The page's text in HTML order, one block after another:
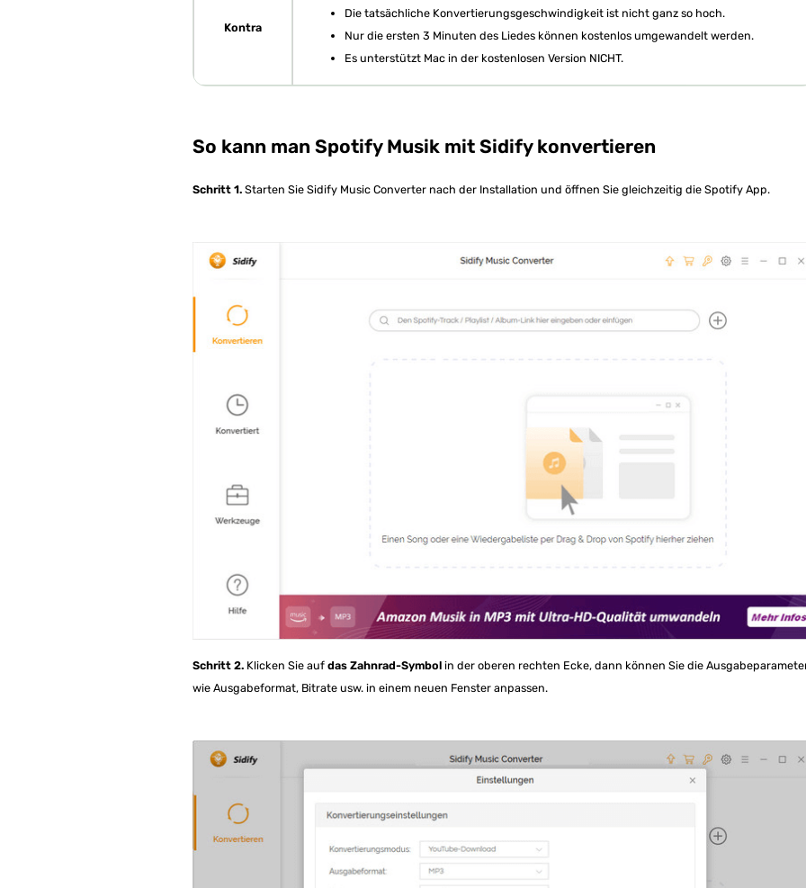
Kontra
Die tatsächliche Konvertierungsgeschwindigkeit ist nicht ganz so hoch.
Nur die ersten 3 Minuten des Liedes können kostenlos umgewandelt werden.
Es unterstützt Mac in der kostenlosen Version NICHT.
So kann man Spotify Musik mit Sidify konvertieren
Schritt 1. Starten Sie Sidify Music Converter nach der Installation und öffnen Sie gleichzeitig die Spotify App.
Schritt 2. Klicken Sie aufdas Zahnrad-Symbol in der oberen rechten Ecke, dann können Sie die
wie Ausgabeformat, Bitrate usw. in einem neuen Fenster anpassen.